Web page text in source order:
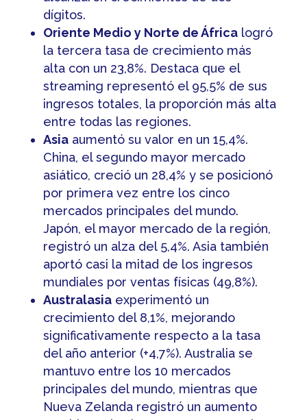
dígitos.
Oriente Medio y Norte de Áfricalogró
la tercera tasa de crecimiento más
alta con un 23,8%. Destaca que el
streaming representó el 95,5% de sus
ingresos totales, la proporción más alta
entre todas las regiones.
Asiaaumentó su valor en un 15,4%.
China, el segundo mayor mercado
asiático, creció un 28,4% y se posicionó
por primera vez entre los cinco
mercados principales del mundo.
Japón, el mayor mercado de la región,
registró un alza del 5,4%. Asia también
aportó casi la mitad de los ingresos
mundiales por ventas físicas (49,8%).
Australasiaexperimentó un
crecimiento del 8,1%, mejorando
significativamente respecto a la tasa
del año anterior (+4,7%). Australia se
mantuvo entre los 10 mercados
principales del mundo, mientras que
Nueva Zelanda registró un aumento